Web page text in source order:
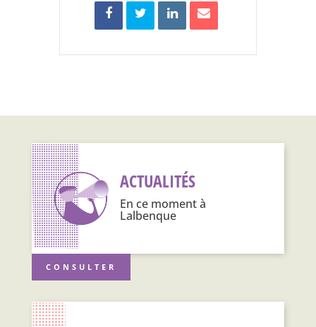
ACTUALITÉS
En ce moment à
Lalbenque
CONSULTER